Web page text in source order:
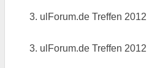
3. ulForum.de Treffen 2012
3. ulForum.de Treffen 2012